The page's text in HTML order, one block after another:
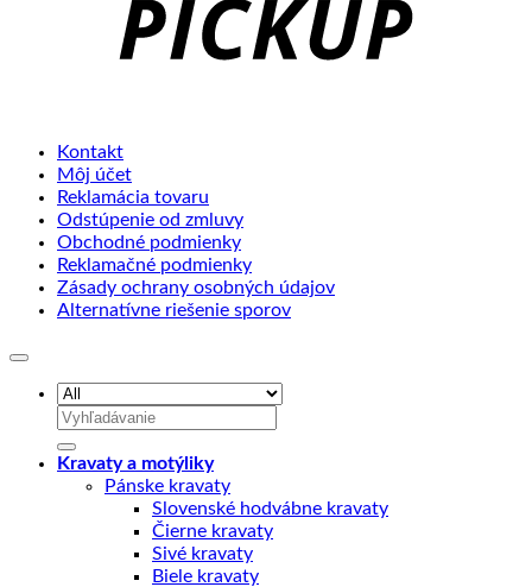
Kontakt
Môj účet
Reklamácia tovaru
Odstúpenie od zmluvy
Obchodné podmienky
Reklamačné podmienky
Zásady ochrany osobných údajov
Alternatívne riešenie sporov
Hľadať:
Kravaty a motýliky
Pánske kravaty
Slovenské hodvábne kravaty
Čierne kravaty
Sivé kravaty
Biele kravaty